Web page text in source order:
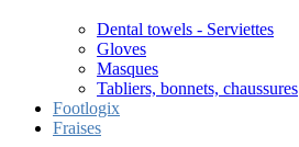
Dental towels - Serviettes
Gloves
Masques
Tabliers, bonnets, chaussures
Footlogix
Fraises